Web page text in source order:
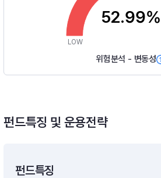
52.99%
LOW
위험분석 - 변동성
펀드특징 및 운용전략
펀드특징